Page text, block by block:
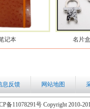
记本 名片
息反馈 网站地图
备11078291号 Copyright 2010-